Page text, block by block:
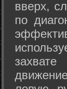
вверх,
по